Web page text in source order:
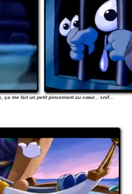
ça me fait un petit pincement au cœur... snif...